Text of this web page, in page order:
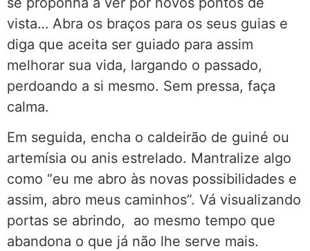
vista… Abra os braços para os seus guias e
diga que aceita ser guiado para assim
melhorar sua vida, largando o passado,
perdoando a si mesmo. Sem pressa, faça
calma.
Em seguida, encha o caldeirão de guiné ou
artemísia ou anis estrelado. Mantralize algo
como “eu me abro às novas possibilidades e
assim, abro meus caminhos”. Vá visualizando
portas se abrindo, ao mesmo tempo que
abandona o que já não lhe serve mais.